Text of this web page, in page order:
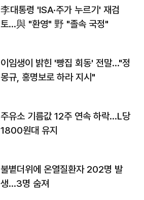
李대통령 'ISA·주가 누르기' 재검
토…與 "환영" 野 "졸속 국정"
이임생이 밝힌 '빵집 회동' 전말…"정
몽규, 홍명보로 하라 지시"
주유소 기름값 12주 연속 하락…L당
1800원대 유지
불볕더위에 온열질환자 202명 발
생…3명 숨져